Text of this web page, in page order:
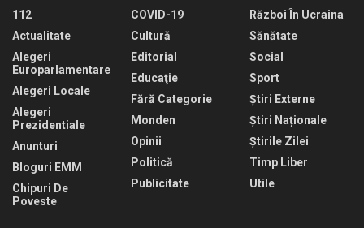
112
Actualitate
Alegeri
Europarlamentare
Alegeri Locale
Alegeri
Prezidentiale
Anunturi
Bloguri EMM
Chipuri De
Poveste
COVID-19
Cultură
Editorial
Educaţie
Fără Categorie
Monden
Opinii
Politică
Publicitate
Război În Ucraina
Sănătate
Social
Sport
Știri Externe
Știri Naționale
Știrile Zilei
Timp Liber
Utile